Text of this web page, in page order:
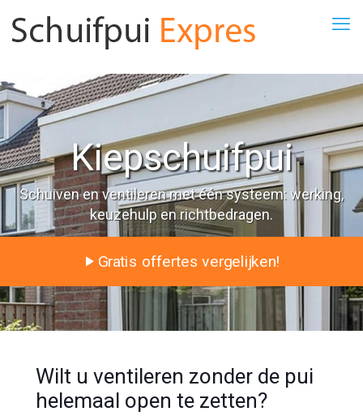
Kiepschuifpui
Schuiven en ventileren met één systeem: werking,
keuzehulp en richtbedragen.
Gratis offertes vergelijken!
Wilt u ventileren zonder de pui
helemaal open te zetten?